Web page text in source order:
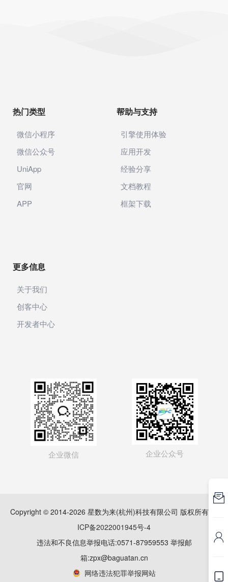
热门类型
微信小程序
微信公众号
UniApp
官网
APP
帮助与支持
引擎使用体验
应用开发
经验分享
文档教程
框架下载
更多信息
关于我们
创客中心
开发者中心
企业微信 企业公众号
Copyright © 2014-2026 星数为来(杭州)科技有限公司 版权所有
ICP备2022001945号-4
违法和不良信息举报电话:0571-87959553 举报邮
箱:zpx@baguatan.cn
网络违法犯罪举报网站


